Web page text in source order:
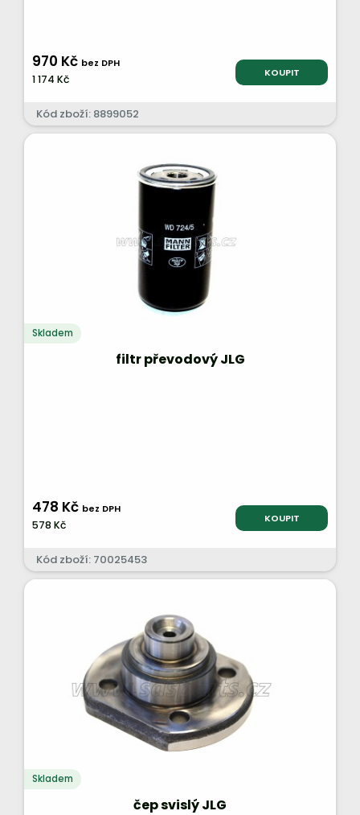
970 Kč bez DPH
1 174 Kč KOUPIT
Kód zboží: 8899052
Skladem
filtr převodový JLG
478 Kč bez DPH
578 Kč KOUPIT
Kód zboží: 70025453
Skladem
čep svislý JLG